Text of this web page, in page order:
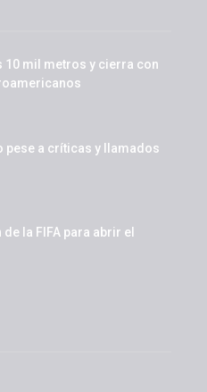
10 mil metros y cierra con
pese a críticas y llamados
la FIFA para abrir el